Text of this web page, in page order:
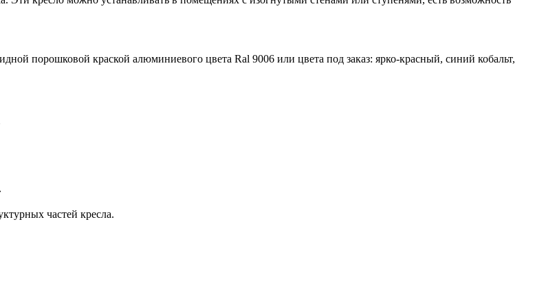
порошковой краской алюминиевого цвета Ral 9006 или цвета под заказ: ярко-красный, синий кобальт,
частей кресла.